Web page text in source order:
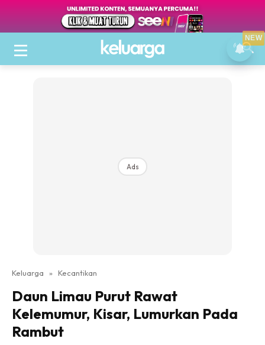
Ads
Keluarga » Kecantikan
Daun Limau Purut Rawat
Kelemumur, Kisar, Lumurkan Pada
Rambut
NEW